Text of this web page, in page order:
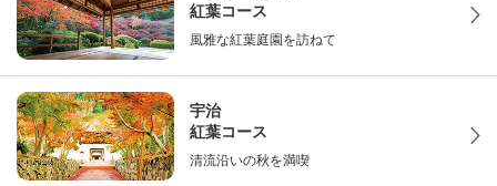
紅葉コース
風雅な紅葉庭園を訪ねて
宇治
紅葉コース
清流沿いの秋を満喫